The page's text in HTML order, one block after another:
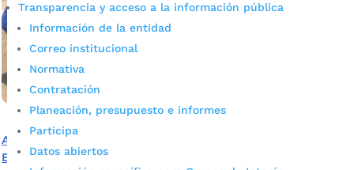
Transparencia y acceso a la información pública
Información de la entidad
Correo institucional
Normativa
Contratación
Planeación, presupuesto e informes
Participa
Datos abiertos
Así fue la celebración de Mes de la Niñez en el Centro
Educativo Rural El Paulón